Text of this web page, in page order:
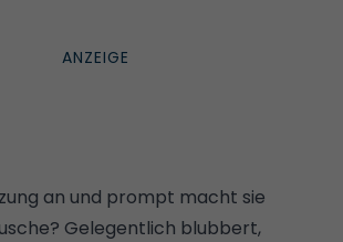
an und prompt macht sie
Gelegentlich blubbert,